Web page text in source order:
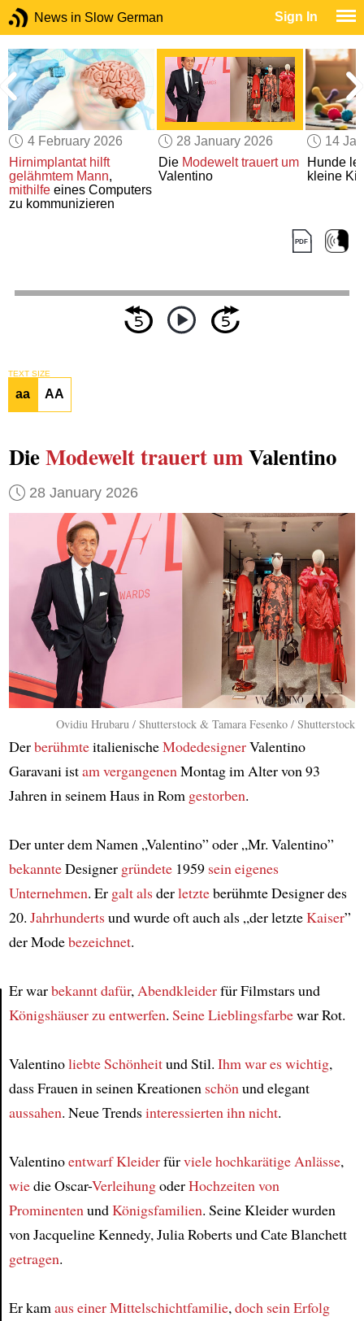
News in Slow German Sign In
4 February 2026
Hirnimplantat hilft
gelähmtem Mann,
mithilfe eines Computers
zu kommunizieren
28 January 2026
Die Modewelt trauert um
Valentino
14
Hunde
kleine
TEXT SIZE
aa AA
DieModewelttrauert umValentino
28 January 2026
Ovidiu Hrubaru / Shutterstock & Tamara Fesenko / Shutterstock
DerberühmteitalienischeModedesignerValentino
Garavani istam vergangenenMontag im Alter von 93
Jahren in seinem Haus in Rom gestorben.
Der unter dem Namen „Valentino” oder „Mr. Valentino”
bekannteDesigner gründete1959 sein eigenes
Unternehmen. Er galt alsderletzteberühmte Designer des
20. Jahrhundertsund wurde oft auch als „der letzteKaiser”
der Modebezeichnet.
Er warbekannt dafür,Abendkleiderfür Filmstars und
Königshäuserzu entwerfen. Seine Lieblingsfarbewar Rot.
Valentinoliebte Schönheitund Stil. Ihm war es wichtig,
dass Frauen in seinen Kreationen schönund elegant
aussahen. Neue Trendsinteressierten ihn nicht.
Valentinoentwarf Kleiderfürviele hochkarätige Anlässe,
wiedie Oscar-VerleihungoderHochzeiten von
ProminentenundKönigsfamilien. Seine Kleider wurden
von Jacqueline Kennedy, Julia Roberts und Cate Blanchett
getragen.
Er kamaus einer Mittelschichtfamilie,doch sein Erfolg